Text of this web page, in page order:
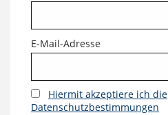
E-Mail-Adresse
Hiermit akzeptiere ich die
Datenschutzbestimmungen